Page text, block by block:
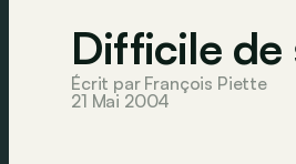
Difficile de
Écrit par François Piette
21 Mai 2004